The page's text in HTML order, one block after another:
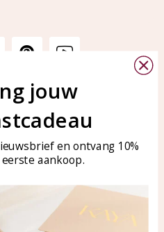
KAYA Sieraden
Bellen of WhatsApp Ma-Vr
tussen 09:00-17:00
Tel: 0850003187
WhatsApp: 0850003187
klantenservice@kayasierade
jouw
en ontvang 10%
aankoop.